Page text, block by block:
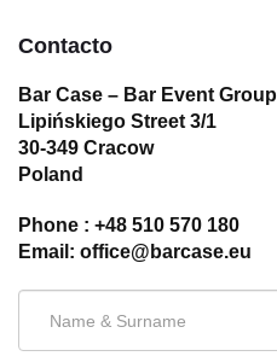
Contacto
Bar Case – Bar Event Group
Lipińskiego Street 3/1
30-349 Cracow
Poland
Phone : +48 510 570 180
Email: office@barcase.eu